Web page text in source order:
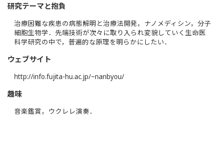
研究テーマと抱負
治療困難な疾患の病態解明と治療法開発，ナノメディシン，分子
細胞生物学．先端技術が次々に取り入られ変貌していく生命医
科学研究の中で，普遍的な原理を明らかにしたい．
ウェブサイト
http://info.fujita-hu.ac.jp/~nanbyou/
趣味
音楽鑑賞，ウクレレ演奏．